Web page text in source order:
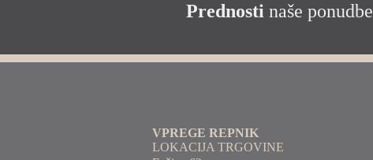
Prednosti naše ponudbe
VPREGE REPNIK
LOKACIJA TRGOVINE